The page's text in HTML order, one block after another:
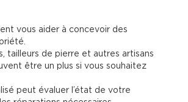
vous aider à concevoir des
tailleurs de pierre et autres artisans
être un plus si vous souhaitez
peut évaluer l’état de votre